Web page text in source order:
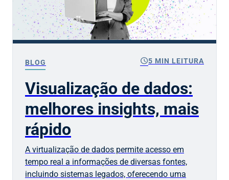
BLOG schedule5 MIN LEITURA
Visualização de dados:
melhores insights, mais
rápido
A virtualização de dados permite acesso em
tempo real a informações de diversas fontes,
incluindo sistemas legados, oferecendo uma